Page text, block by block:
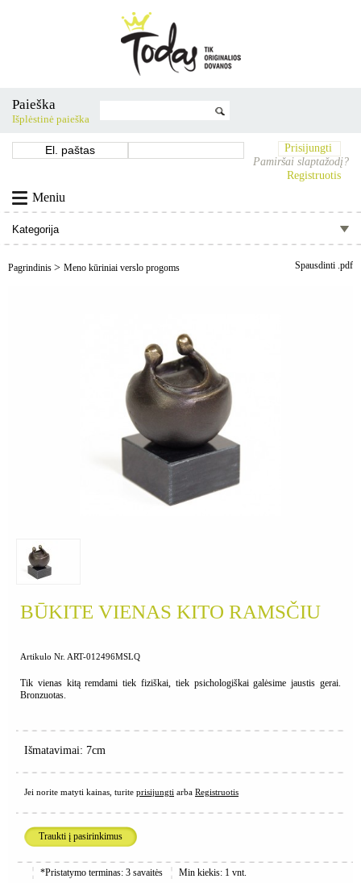
Paieška
Išplėstinė paieška
Prisijungti
Pamiršai slaptažodį?
Registruotis
Meniu
Pagrindinis > Meno kūriniai verslo progoms Spausdinti .pdf
BŪKITE VIENAS KITO RAMSČIU
Artikulo Nr. ART-012496MSLQ
Tik vienas kitą remdami tiek fiziškai, tiek psichologiškai galėsime jaustis gerai.
Bronzuotas.
Išmatavimai: 7cm
Jei norite matyti kainas, turite prisijungti arba Registruotis
Traukti į pasirinkimus
*Pristatymo terminas: 3 savaitės Min kiekis: 1 vnt.